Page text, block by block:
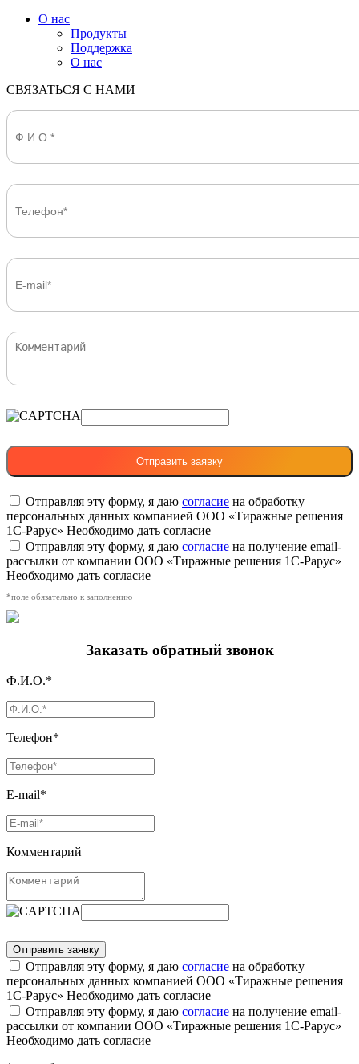
О нас
Продукты
Поддержка
О нас
СВЯЗАТЬСЯ С НАМИ
Отправляя эту форму, я даю согласие на обработку
персональных данных компанией ООО «Тиражные решения
1С-Рарус» Необходимо дать согласие
Отправляя эту форму, я даю согласие на получение email-
рассылки от компании ООО «Тиражные решения 1С-Рарус»
Необходимо дать согласие
*поле обязательно к заполнению
Заказать обратный звонок
Ф.И.О.*
Телефон*
E-mail*
Комментарий
Отправляя эту форму, я даю согласие на обработку
персональных данных компанией ООО «Тиражные решения
1С-Рарус» Необходимо дать согласие
Отправляя эту форму, я даю согласие на получение email-
рассылки от компании ООО «Тиражные решения 1С-Рарус»
Необходимо дать согласие